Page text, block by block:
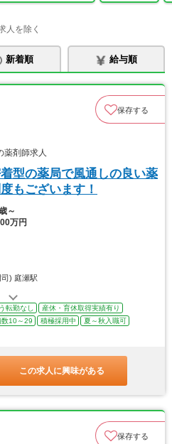
人を除く
新着順 給与順
保存する
剤師求人
型の薬局で風通しの良い薬
もございます！
～
万円
司) 庭瀬駅
転勤なし
産休・育休取得実績有り
数10～29 積極採用中
夏～秋入職可
この求人に興味がある
保存する